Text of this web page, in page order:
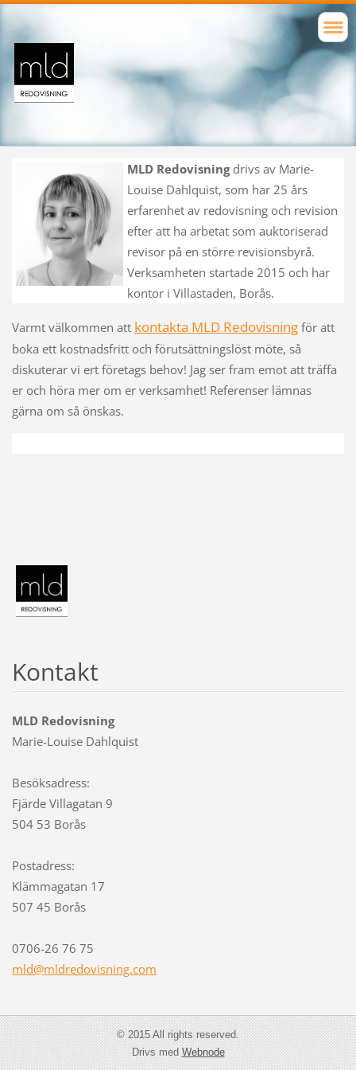
MLD Redovisning drivs av Marie-
Louise Dahlquist, som har 25 års
erfarenhet av redovisning och revision
efter att ha arbetat som auktoriserad
revisor på en större revisionsbyrå.
Verksamheten startade 2015 och har
kontor i Villastaden, Borås.
Varmt välkommen att kontakta MLD Redovisningför att
boka ett kostnadsfritt och förutsättningslöst möte, så
diskuterar vi ert företags behov! Jag ser fram emot att träffa
er och höra mer om er verksamhet! Referenser lämnas
gärna om så önskas.
Kontakt
MLD Redovisning
Marie-Louise Dahlquist
Besöksadress:
Fjärde Villagatan 9
504 53 Borås
Postadress:
Klämmagatan 17
507 45 Borås
0706-26 76 75
mld@mldredovisning.com
© 2015 All rights reserved.
Drivs medWebnode